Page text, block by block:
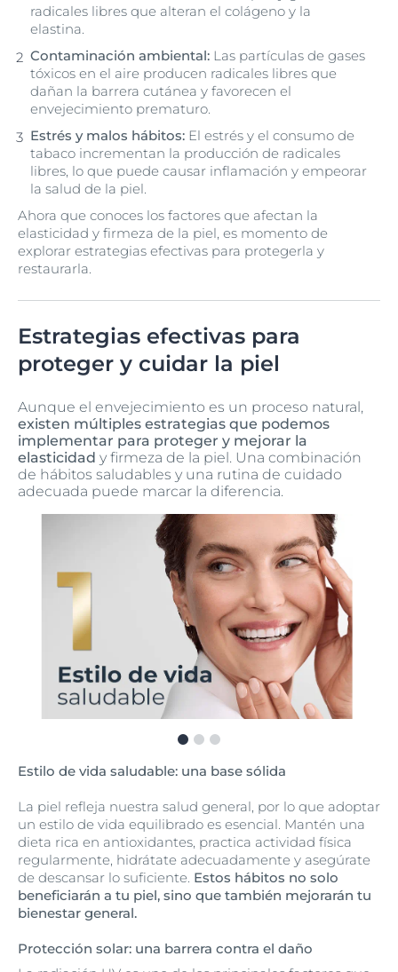
radicales libres que alteran el colágeno y la
elastina.
Contaminación ambiental: Las partículas de gases
tóxicos en el aire producen radicales libres que
dañan la barrera cutánea y favorecen el
envejecimiento prematuro.
Estrés y malos hábitos: El estrés y el consumo de
tabaco incrementan la producción de radicales
libres, lo que puede causar inflamación y empeorar
la salud de la piel.
Ahora que conoces los factores que afectan la
elasticidad y firmeza de la piel, es momento de
explorar estrategias efectivas para protegerla y
restaurarla.
Estrategias efectivas para
proteger y cuidar la piel
Aunque el envejecimiento es un proceso natural,
existen múltiples estrategias que podemos
implementar para proteger y mejorar la
elasticidad y firmeza de la piel. Una combinación
de hábitos saludables y una rutina de cuidado
adecuada puede marcar la diferencia.
Estilo de vida saludable: una base sólida
La piel refleja nuestra salud general, por lo que adoptar
un estilo de vida equilibrado es esencial. Mantén una
dieta rica en antioxidantes, practica actividad física
regularmente, hidrátate adecuadamente y asegúrate
de descansar lo suficiente. Estos hábitos no solo
beneficiarán a tu piel, sino que también mejorarán tu
bienestar general.
Protección solar: una barrera contra el daño